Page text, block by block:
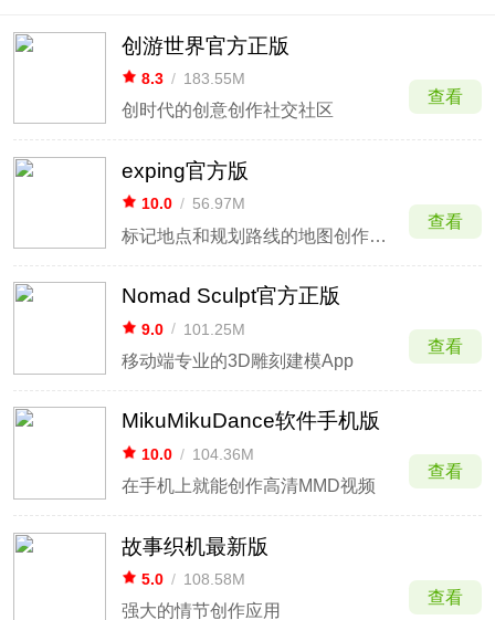
创游世界官方正版
8.3 / 183.55M
创时代的创意创作社交社区
查看
exping官方版
10.0 / 56.97M
标记地点和规划路线的地图创作工具
查看
Nomad Sculpt官方正版
9.0 / 101.25M
移动端专业的3D雕刻建模App
查看
MikuMikuDance软件手机版
10.0 / 104.36M
在手机上就能创作高清MMD视频
查看
故事织机最新版
5.0 / 108.58M
强大的情节创作应用
查看